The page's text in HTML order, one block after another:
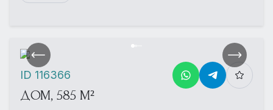
ДОМ, 585 М²
ID 116366